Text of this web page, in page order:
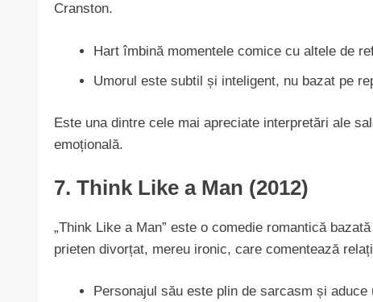
Cranston.
Hart îmbină momentele comice cu altele de
Umorul este subtil și inteligent, nu bazat pe
Este una dintre cele mai apreciate interpretări ale
emoțională.
7. Think Like a Man (2012)
„Think Like a Man” este o comedie romantică
prieten divorțat, mereu ironic, care comentează
Personajul său este plin de sarcasm și